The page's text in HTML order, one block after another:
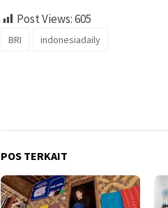
Post Views:605
BRI indonesiadaily
POS TERKAIT